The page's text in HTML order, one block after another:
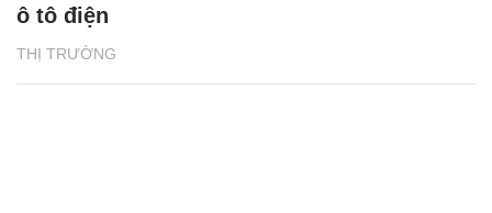
THỊ TRƯỜNG
ô tô điện